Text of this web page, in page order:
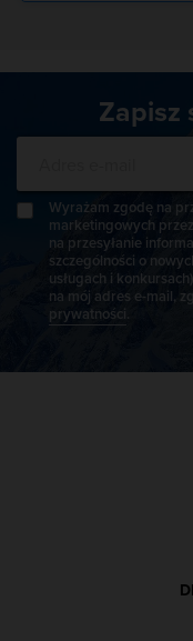
Zapisz
Wyrażam zgodę na
marketingowych
na przesyłanie
szczególności o
usługach i
na mój adres e-mail,
prywatności.